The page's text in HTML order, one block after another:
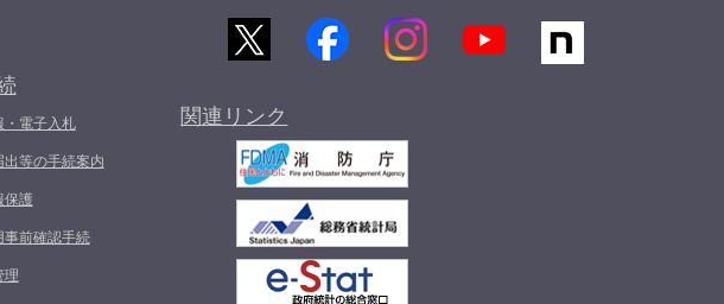
・電子入札
出等の手続案内
保護
事前確認手続
理
関連リンク